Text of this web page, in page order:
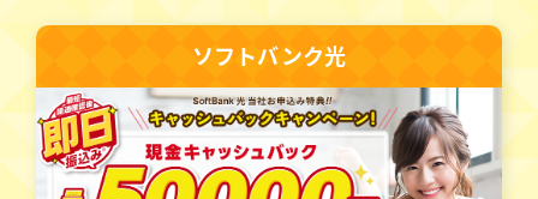
ソフトバンク光